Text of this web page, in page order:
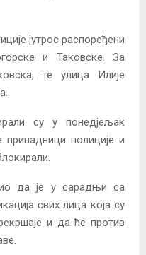
јутрос распоређени
и Таковске. За
те улица Илије
су у понедјељак
припадници полиције и
да је у сарадњи са
свих лица која су
и да ће против